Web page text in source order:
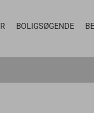
BOLIGSØGENDE